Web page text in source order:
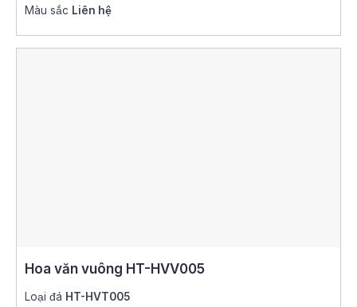
Màu sắc Liên hệ
Hoa văn vuông HT-HVV005
Loại đá HT-HVT005